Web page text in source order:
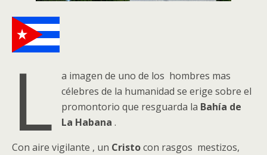
L
a imagen de uno de los hombres mas
célebres de la humanidad se erige sobre el
promontorio que resguarda la Bahía de
La Habana.
Con aire vigilante , un Cristocon rasgos mestizos,